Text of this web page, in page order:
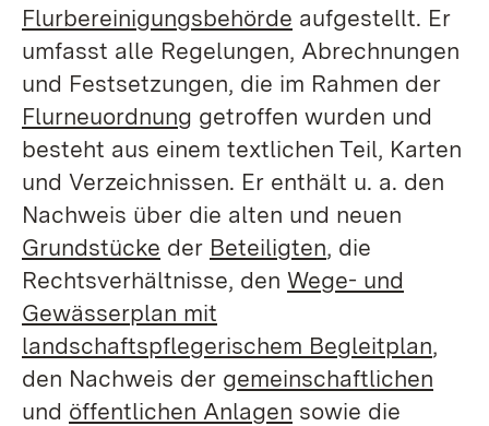
Flurbereinigungsbehörde aufgestellt. Er
umfasst alle Regelungen, Abrechnungen
und Festsetzungen, die im Rahmen der
Flurneuordnung getroffen wurden und
besteht aus einem textlichen Teil, Karten
und Verzeichnissen. Er enthält u. a. den
Nachweis über die alten und neuen
Grundstücke der Beteiligten, die
Rechtsverhältnisse, den Wege- und
Gewässerplan mit
landschaftspflegerischem Begleitplan,
den Nachweis der gemeinschaftlichen
und öffentlichen Anlagen sowie die